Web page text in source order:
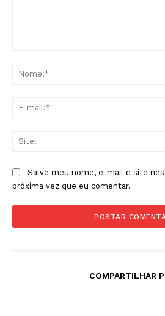
Salve meu nome, e-mail e site
próxima vez que eu comentar.
COMPARTILHAR